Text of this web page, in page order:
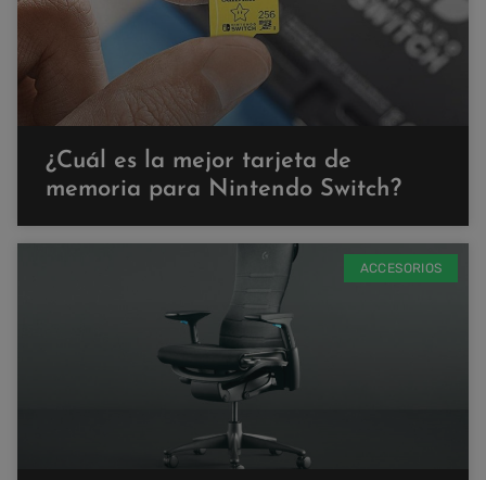
¿Cuál es la mejor tarjeta de
memoria para Nintendo Switch?
ACCESORIOS